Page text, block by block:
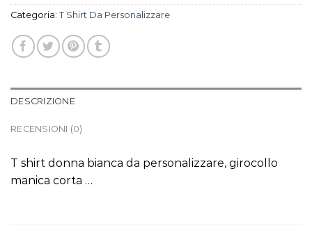
Categoria: T Shirt Da Personalizzare
DESCRIZIONE
RECENSIONI (0)
T shirt donna bianca da personalizzare, girocollo
manica corta …